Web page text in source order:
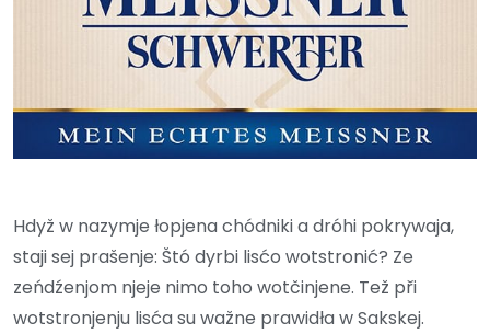
Hdyž w nazymje łopjena chódniki a dróhi pokrywaja,
staji sej prašenje: Štó dyrbi lisćo wotstronić? Ze
zeńdźenjom njeje nimo toho wotčinjene. Tež při
wotstronjenju lisća su wažne prawidła w Sakskej.